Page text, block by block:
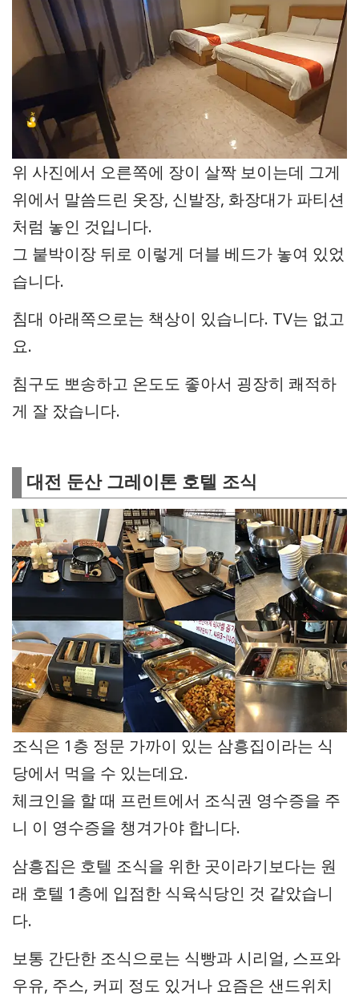
위 사진에서 오른쪽에 장이 살짝 보이는데 그게
위에서 말씀드린 옷장, 신발장, 화장대가 파티션
처럼 놓인 것입니다.
그 붙박이장 뒤로 이렇게 더블 베드가 놓여 있었
습니다.
침대 아래쪽으로는 책상이 있습니다. TV는 없고
요.
침구도 뽀송하고 온도도 좋아서 굉장히 쾌적하
게 잘 잤습니다.
대전 둔산 그레이톤 호텔 조식
조식은 1층 정문 가까이 있는 삼흥집이라는 식
당에서 먹을 수 있는데요.
체크인을 할 때 프런트에서 조식권 영수증을 주
니 이 영수증을 챙겨가야 합니다.
삼흥집은 호텔 조식을 위한 곳이라기보다는 원
래 호텔 1층에 입점한 식육식당인 것 같았습니
다.
보통 간단한 조식으로는 식빵과 시리얼, 스프와
우유, 주스, 커피 정도 있거나 요즘은 샌드위치